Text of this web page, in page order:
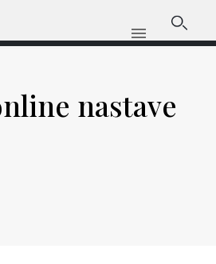
nastave